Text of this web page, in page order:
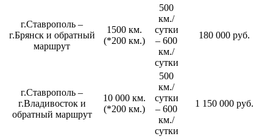
г.Ставрополь –
г.Брянск и обратный
маршрут
1500 км.
(*200 км.)
500
км./
сутки
– 600
км./
сутки
180 000 руб.
г.Ставрополь –
г.Владивосток и
обратный маршрут
10 000 км.
(*200 км.)
500
км./
сутки
– 600
км./
сутки
1 150 000 руб.